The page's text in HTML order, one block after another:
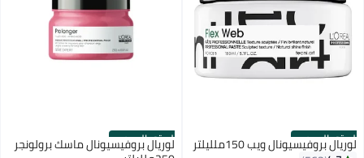
الستور الرسمي
لوريال بروفيسيونال ويب 150ملليلتر الستور الرسمي
لوريال بروفيسيونال ماسك برولونجر